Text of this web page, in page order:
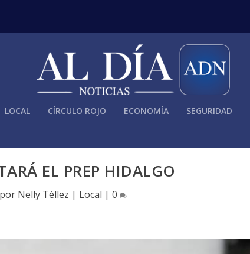
LOCAL CÍRCULO ROJO ECONOMÍA SEGURIDAD
EL PREP HIDALGO
Nelly Téllez | Local |0